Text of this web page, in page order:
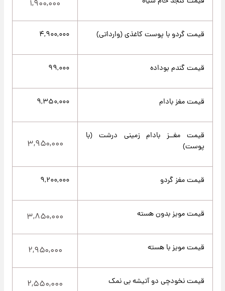
۱,۹۰۰,۰۰۰
قیمت گردو با پوست کاغذی (وارداتی) ۴,۹۰۰,۰۰۰
قیمت گندم بوداده ۹۹,۰۰۰
قیمت مغز بادام ۹,۳۵۰,۰۰۰
قیمت مغــز بادام زمینی درشت (با
پوست)
۳,۹۵۰,۰۰۰
قیمت مغز گردو ۹,۲۰۰,۰۰۰
قیمت مویز بدون هسته ۳,۸۵۰,۰۰۰
قیمت مویز با هسته ۲,۹۵۰,۰۰۰
قیمت نخودچی دو آتیشه بی نمک ۲,۵۵۰,۰۰۰